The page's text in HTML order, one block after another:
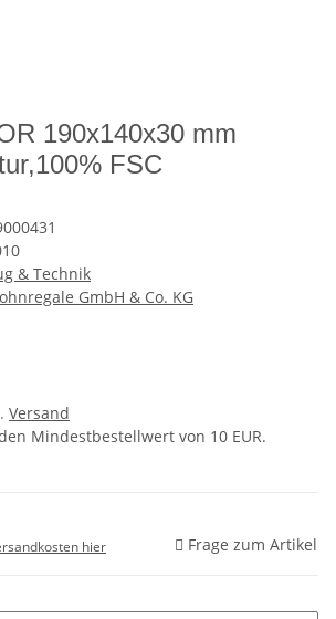
190x140x30 mm
FSC
& Technik
GmbH & Co. KG
Versand
Mindestbestellwert von 10 EUR.
hier Frage zum Artikel